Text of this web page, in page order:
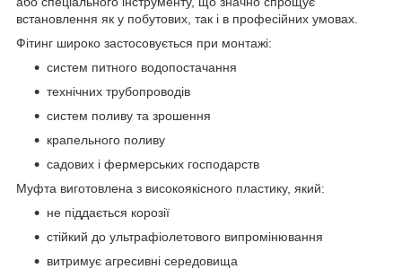
встановлення як у побутових, так і в професійних умовах.
Фітинг широко застосовується при монтажі:
систем питного водопостачання
технічних трубопроводів
систем поливу та зрошення
крапельного поливу
садових і фермерських господарств
Муфта виготовлена з високоякісного пластику, який:
не піддається корозії
стійкий до ультрафіолетового випромінювання
витримує агресивні середовища